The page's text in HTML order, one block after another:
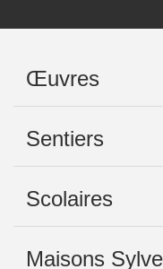
Œuvres
Sentiers
Scolaires
Maisons